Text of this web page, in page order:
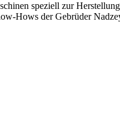
speziell zur
Hows der Gebrüder